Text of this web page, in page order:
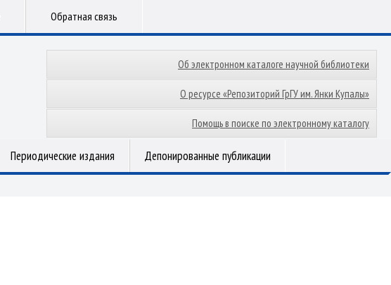
Обратная связь
Об электронном каталоге научной библиотеки
О ресурсе «Репозиторий ГрГУ им. Янки Купалы»
Помощь в поиске по электронному каталогу
Периодические издания Депонированные публикации